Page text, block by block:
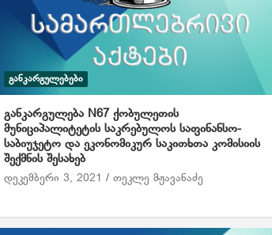
ᲒᲐᲜᲙᲐᲠᲒᲣᲚᲔᲑᲔᲑᲘ
განკარგულება N67 ქობულეთის
მუნიციპალიტეტის საკრებულოს საფინანსო-
საბიუჯეტო და ეკონომიკურ საკითხთა კომისიის
შექმნის შესახებ
დეკემბერი 3, 2021 თეკლე მჟავანაძე